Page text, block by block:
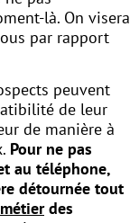
là. On visera
par rapport
peuvent
de leur
de manière à
Pour ne pas
au téléphone,
détournée tout
des